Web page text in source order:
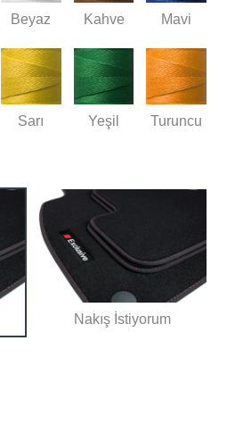
Beyaz Kahve Mavi
Sarı Yeşil Turuncu
Nakış İstiyorum